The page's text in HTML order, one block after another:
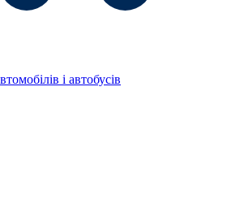
і автобусів